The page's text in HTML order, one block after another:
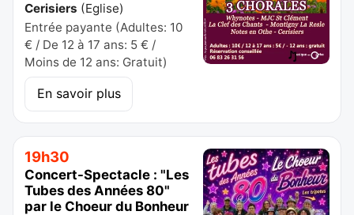
Cerisiers (Eglise)
Entrée payante (Adultes: 10
€ / De 12 à 17 ans: 5 € /
Moins de 12 ans: Gratuit)
En savoir plus
19h30
Concert-Spectacle : "Les
Tubes des Années 80"
par le Choeur du Bonheur